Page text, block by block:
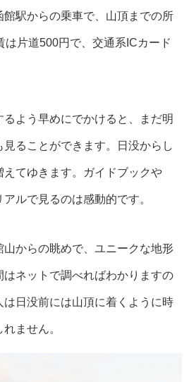
駅からの乗車で、山頂までの所
は片道500円で、交通系ICカード
るよう早めにでかけると、まだ明
ることができます。日没からし
てゆきます。ガイドブックや
ルで見るのは感動的です。
からの眺めで、ユニークな地形
ネットで調べればわかりますの
日没前には山頂に着くように時
ません。